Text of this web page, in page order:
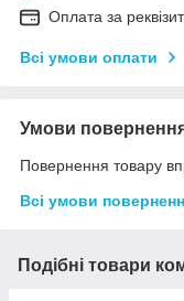
Оплата за
Всі умови оплати
Умови
Повернення товару
Всі умови
Подібні товари